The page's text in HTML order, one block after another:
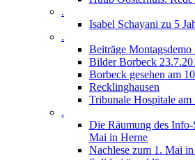
.
Isabel Schayani zu 5
.
Beiträge Montagsdemo
Bilder Borbeck
Borbeck gesehen am
Recklinghausen
Tribunale Hospitale am
.
Die Räumung des
Mai in Herne
Nachlese zum 1. Mai